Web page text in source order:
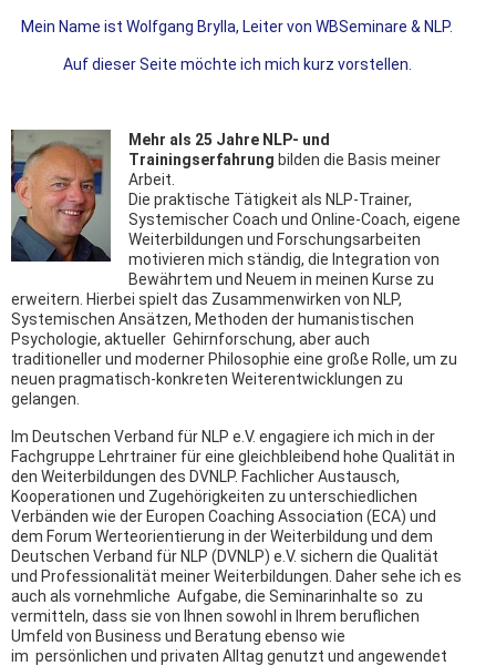
Mein Name ist Wolfgang Brylla, Leiter von WBSeminare & NLP.
Auf dieser Seite möchte ich mich kurz vorstellen.
Mehr als 25 Jahre NLP- und
Trainingserfahrung bilden die Basis meiner
Arbeit.
Die praktische Tätigkeit als NLP-Trainer,
Systemischer Coach und Online-Coach, eigene
Weiterbildungen und Forschungsarbeiten
motivieren mich ständig, die Integration von
Bewährtem und Neuem in meinen Kurse zu
erweitern. Hierbei spielt das Zusammenwirken von NLP,
Systemischen Ansätzen, Methoden der humanistischen
Psychologie, aktueller Gehirnforschung, aber auch
traditioneller und moderner Philosophie eine große Rolle, um zu
neuen pragmatisch-konkreten Weiterentwicklungen zu
gelangen.
Im Deutschen Verband für NLP e.V. engagiere ich mich in der
Fachgruppe Lehrtrainer für eine gleichbleibend hohe Qualität in
den Weiterbildungen des DVNLP. Fachlicher Austausch,
Kooperationen und Zugehörigkeiten zu unterschiedlichen
Verbänden wie der Europen Coaching Association (ECA) und
dem Forum Werteorientierung in der Weiterbildung und dem
Deutschen Verband für NLP (DVNLP) e.V. sichern die Qualität
und Professionalität meiner Weiterbildungen. Daher sehe ich es
auch als vornehmliche Aufgabe, die Seminarinhalte so zu
vermitteln, dass sie von Ihnen sowohl in Ihrem beruflichen
Umfeld von Business und Beratung ebenso wie
im persönlichen und privaten Alltag genutzt und angewendet